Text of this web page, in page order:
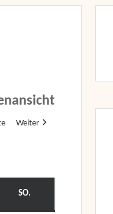
Weiter
SO.